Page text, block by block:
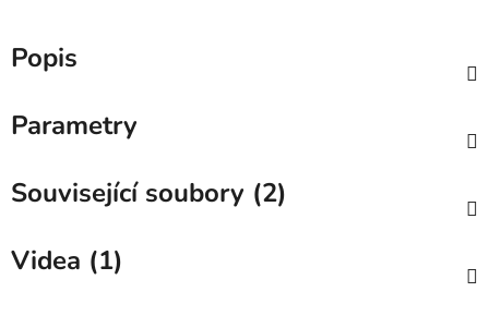
Popis
Parametry
Související soubory (2)
Videa (1)